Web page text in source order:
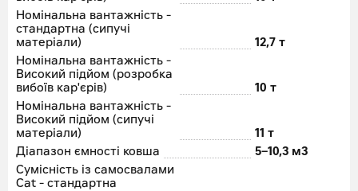
Номінальна вантажність -
стандартна (сипучі
матеріали)
12,7 т
Номінальна вантажність -
Високий підйом (розробка
вибоїв кар'єрів)
10 т
Номінальна вантажність -
Високий підйом (сипучі
матеріали)
11 т
Діапазон ємності ковша
5–10,3 м3
Сумісність із самосвалами
Cat - стандартна